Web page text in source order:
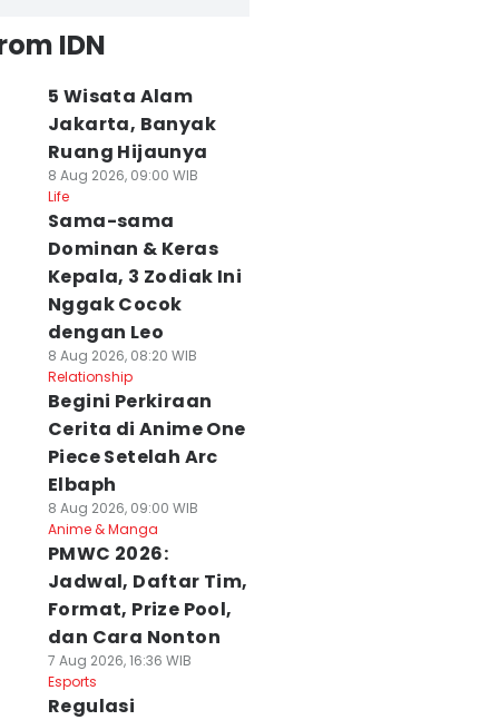
IDN
5 Wisata Alam
Jakarta, Banyak
Ruang Hijaunya
8 Aug 2026, 09:00 WIB
Life
Sama-sama
Dominan & Keras
Kepala, 3 Zodiak Ini
Nggak Cocok
dengan Leo
8 Aug 2026, 08:20 WIB
Relationship
Begini Perkiraan
Cerita di Anime One
Piece Setelah Arc
Elbaph
8 Aug 2026, 09:00 WIB
Anime & Manga
PMWC 2026:
Jadwal, Daftar Tim,
Format, Prize Pool,
dan Cara Nonton
7 Aug 2026, 16:36 WIB
Esports
Regulasi